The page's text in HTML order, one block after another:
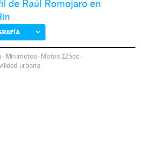
de Raúl Romojaro en
· Minimotos· Motos 125cc·
urbana